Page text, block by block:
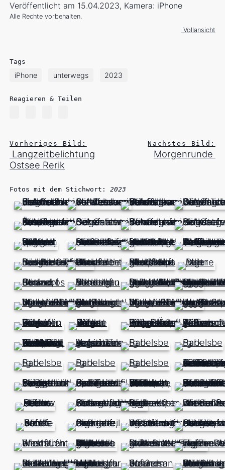
Veröffentlicht am 15.04.2023, Kamera: iPhone
Alle Rechte vorbehalten.
Vollansicht
Tags
iPhone unterwegs 2023
Reagieren & Teilen
Vorheriges Bild:
Langzeitbelichtung
Ostsee Rerik
Nächstes Bild:
Morgenrunde
Fotos mit dem Stichwort:2023